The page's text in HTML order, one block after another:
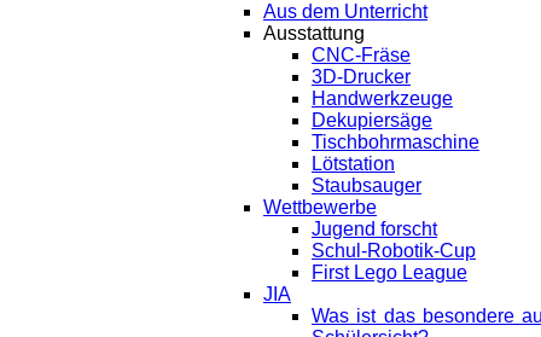
Aus dem Unterricht
Ausstattung
CNC-Fräse
3D-Drucker
Handwerkzeuge
Dekupiersäge
Tischbohrmaschine
Lötstation
Staubsauger
Wettbewerbe
Jugend forscht
Schul-Robotik-Cup
First Lego League
JIA
Was ist das besondere